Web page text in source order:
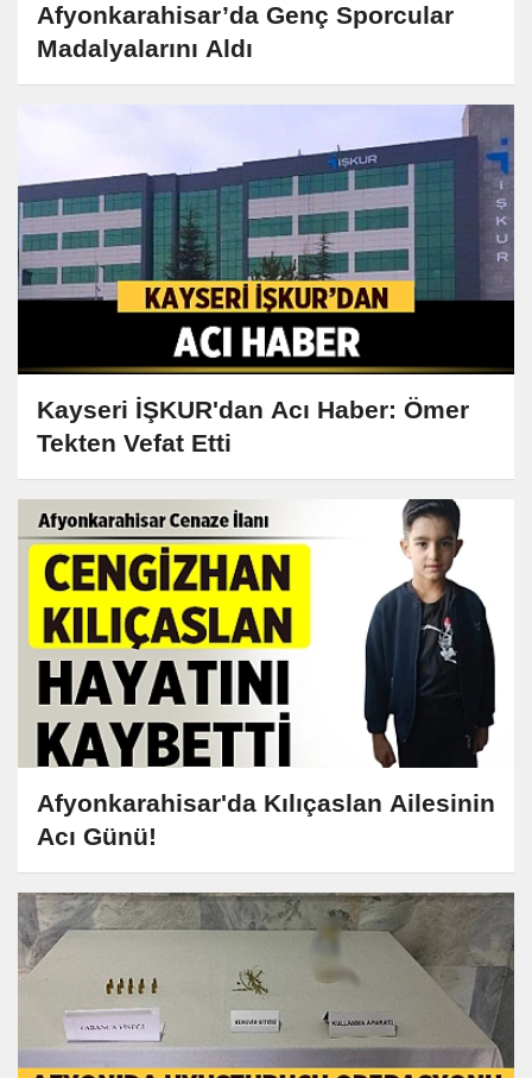
Afyonkarahisar’da Genç Sporcular
Madalyalarını Aldı
Kayseri İŞKUR'dan Acı Haber: Ömer
Tekten Vefat Etti
Afyonkarahisar'da Kılıçaslan Ailesinin
Acı Günü!